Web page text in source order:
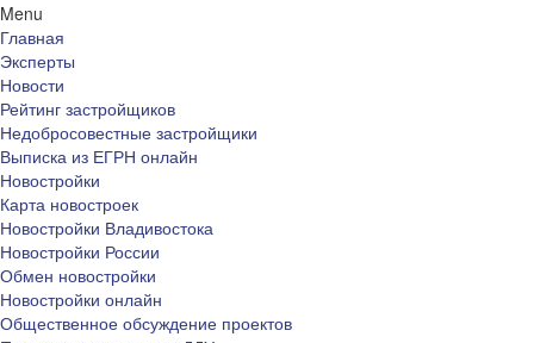
Menu
Главная
Эксперты
Новости
Рейтинг застройщиков
Недобросовестные застройщики
Выписка из ЕГРН онлайн
Новостройки
Карта новостроек
Новостройки Владивостока
Новостройки России
Обмен новостройки
Новостройки онлайн
Общественное обсуждение проектов